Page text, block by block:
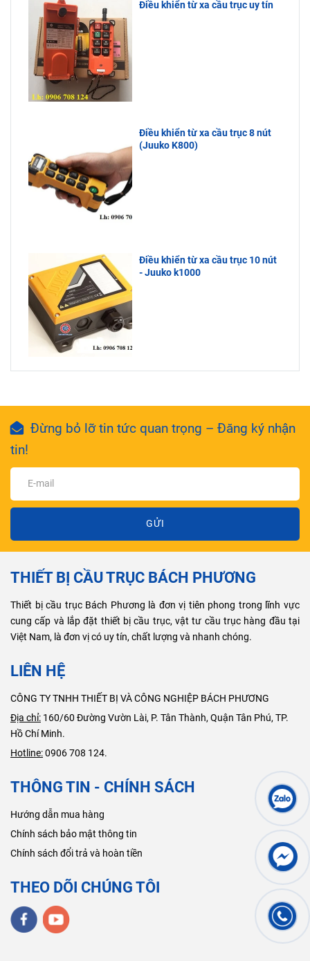
Điều khiển từ xa cầu trục uy tín
Điều khiển từ xa cầu trục 8 nút
(Juuko K800)
Điều khiển từ xa cầu trục 10 nút
- Juuko k1000
Đừng bỏ lỡ tin tức quan trọng – Đăng ký nhận
tin!
GỬI
THIẾT BỊ CẦU TRỤC BÁCH PHƯƠNG
Thiết bị cầu trục Bách Phương là đơn vị tiên phong trong lĩnh vực
cung cấp và lắp đặt thiết bị cầu trục, vật tư cầu trục hàng đầu tại
Việt Nam, là đơn vị có uy tín, chất lượng và nhanh chóng.
LIÊN HỆ
CÔNG TY TNHH THIẾT BỊ VÀ CÔNG NGHIỆP BÁCH PHƯƠNG
Địa chỉ: 160/60 Đường Vườn Lài, P. Tân Thành, Quận Tân Phú, TP.
Hồ Chí Minh.
Hotline:0906 708 124.
THÔNG TIN - CHÍNH SÁCH
Hướng dẫn mua hàng
Chính sách bảo mật thông tin
Chính sách đổi trả và hoàn tiền
THEO DÕI CHÚNG TÔI